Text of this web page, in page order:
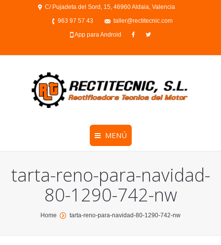
C/ Pujadeta del Sord, 15, 46960 Aldaia, Valencia
963 97 57 43
taller@rectitecnic.com
App para Android
MENÚ
tarta-reno-para-navidad-
80-1290-742-nw
You are here:
Home tarta-reno-para-navidad-80-1290-742-nw